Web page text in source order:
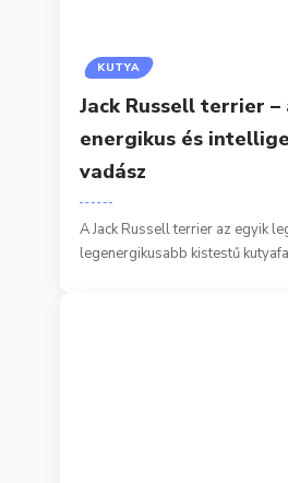
KUTYA
Jack Russell terrier –
energikus és
vadász
A Jack Russell terrier az egyik
legenergikusabb kistestű